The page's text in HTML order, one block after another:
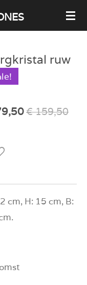
ruw
€ 159,50
cm, H: 15 cm, B: